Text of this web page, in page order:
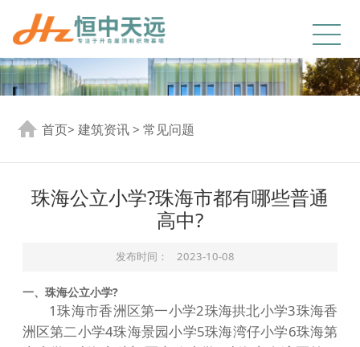
首页>建筑资讯>常见问题
珠海公立小学?珠海市都有哪些普通
高中?
发布时间： 2023-10-08
一、珠海公立小学?
1珠海市⾹洲区第⼀⼩学2珠海拱北⼩学3珠海⾹
洲区第⼆⼩学4珠海景园⼩学5珠海湾仔⼩学6珠海第